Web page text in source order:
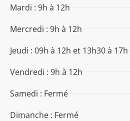
Mardi : 9h à 12h
Mercredi : 9h à 12h
Jeudi : 09h à 12h et 13h30 à 17h
Vendredi : 9h à 12h
Samedi : Fermé
Dimanche : Fermé